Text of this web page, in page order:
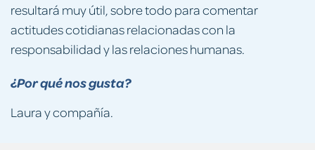
resultará muy útil, sobre todo para comentar
actitudes cotidianas relacionadas con la
responsabilidad y las relaciones humanas.
¿Por qué nos gusta?
Laura y compañía.